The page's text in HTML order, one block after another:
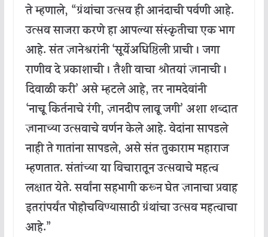
तेम्हणाले, “ग्रंथांचाउत्सवहीआनंदाचीपर्वणीआहे.
उत्सवसाजराकरणेहाआपल्यासंस्कृतीचाएकभाग
आहे.संतज्ञानेश्वरांनी‘सूर्येअधिष्ठिलीप्राची । जगा
राणीवदेप्रकाशाची । तैशीवाचा श्रोतयांज्ञानाची ।
दिवाळीकरी’ असेम्हटलेआहे,तरनामदेवांनी
‘नाचूकिर्तनाचेरंगी,ज्ञानदीपलावूजगी’ अशा शब्दात
ज्ञानाच्याउत्सवाचेवर्णनकेलेआहे.वेदांनासापडले
नाहीतेगातांनासापडले, असेसंततुकाराममहाराज
म्हणतात.संतांच्यायाविचारातूनउत्सवाचेमहत्व
लक्षातयेते.सर्वांनासहभागीकरूनघेतज्ञानाचाप्रवाह
इतरांपर्यंतपोहोचविण्यासाठीग्रंथांचाउत्सवमहत्वाचा
आहे.”